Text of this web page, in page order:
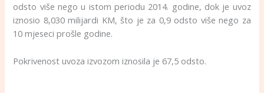
odsto više nego u istom periodu 2014. godine, dok je uvoz
iznosio 8,030 milijardi KM, što je za 0,9 odsto više nego za
10 mjeseci prošle godine.
Pokrivenost uvoza izvozom iznosila je 67,5 odsto.